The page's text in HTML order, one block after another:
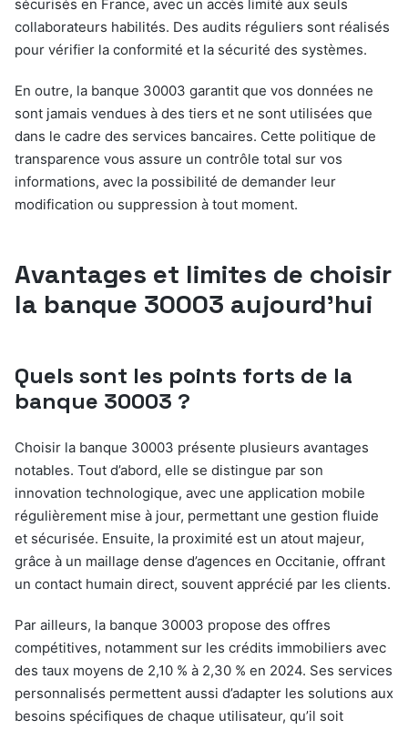
sécurisés en France, avec un accès limité aux seuls
collaborateurs habilités. Des audits réguliers sont réalisés
pour vérifier la conformité et la sécurité des systèmes.
En outre, la banque 30003 garantit que vos données ne
sont jamais vendues à des tiers et ne sont utilisées que
dans le cadre des services bancaires. Cette politique de
transparence vous assure un contrôle total sur vos
informations, avec la possibilité de demander leur
modification ou suppression à tout moment.
Avantages et limites de choisir
la banque 30003 aujourd’hui
Quels sont les points forts de la
banque 30003 ?
Choisir la banque 30003 présente plusieurs avantages
notables. Tout d’abord, elle se distingue par son
innovation technologique, avec une application mobile
régulièrement mise à jour, permettant une gestion fluide
et sécurisée. Ensuite, la proximité est un atout majeur,
grâce à un maillage dense d’agences en Occitanie, offrant
un contact humain direct, souvent apprécié par les clients.
Par ailleurs, la banque 30003 propose des offres
compétitives, notamment sur les crédits immobiliers avec
des taux moyens de 2,10 % à 2,30 % en 2024. Ses services
personnalisés permettent aussi d’adapter les solutions aux
besoins spécifiques de chaque utilisateur, qu’il soit